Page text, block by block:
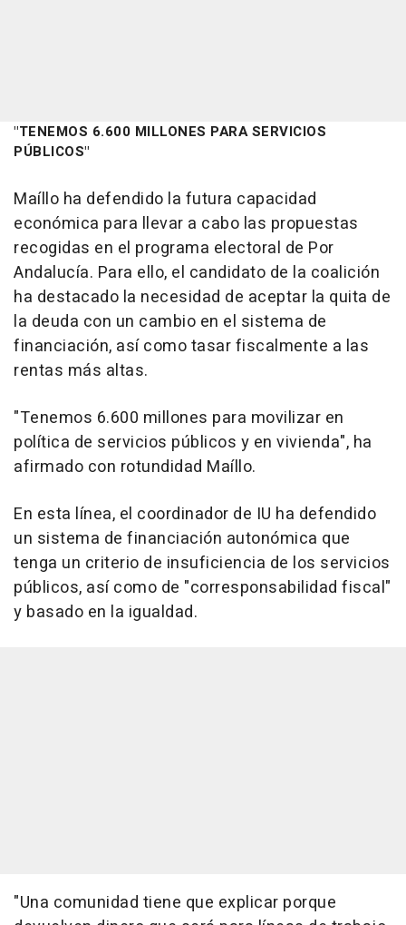
"TENEMOS 6.600 MILLONES PARA SERVICIOS
PÚBLICOS"
Maíllo ha defendido la futura capacidad
económica para llevar a cabo las propuestas
recogidas en el programa electoral de Por
Andalucía. Para ello, el candidato de la coalición
ha destacado la necesidad de aceptar la quita de
la deuda con un cambio en el sistema de
financiación, así como tasar fiscalmente a las
rentas más altas.
"Tenemos 6.600 millones para movilizar en
política de servicios públicos y en vivienda", ha
afirmado con rotundidad Maíllo.
En esta línea, el coordinador de IU ha defendido
un sistema de financiación autonómica que
tenga un criterio de insuficiencia de los servicios
públicos, así como de "corresponsabilidad fiscal"
y basado en la igualdad.
"Una comunidad tiene que explicar porque